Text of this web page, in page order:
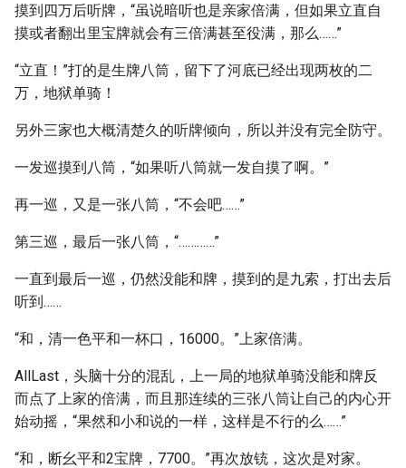
摸到四万后听牌，“虽说暗听也是亲家倍满，但如果立直自
摸或者翻出里宝牌就会有三倍满甚至役满，那么……”
“立直！”打的是生牌八筒，留下了河底已经出现两枚的二
万，地狱单骑！
另外三家也大概清楚久的听牌倾向，所以并没有完全防守。
一发巡摸到八筒，“如果听八筒就一发自摸了啊。”
再一巡，又是一张八筒，“不会吧……”
第三巡，最后一张八筒，“…………”
一直到最后一巡，仍然没能和牌，摸到的是九索，打出去后
听到……
“和，清一色平和一杯口，16000。”上家倍满。
AllLast，头脑十分的混乱，上一局的地狱单骑没能和牌反
而点了上家的倍满，而且那连续的三张八筒让自己的内心开
始动摇，“果然和小和说的一样，这样是不行的么……”
“和，断幺平和2宝牌，7700。”再次放铳，这次是对家。